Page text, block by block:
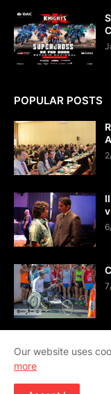
POPULAR POSTS
Our website uses
more